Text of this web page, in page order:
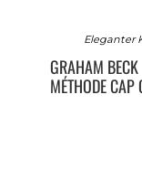
Eleganter
GRAHAM BECK
MÉTHODE CAP